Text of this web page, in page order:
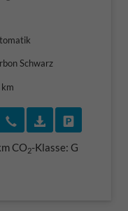
Schwarz
vereinbaren
Wir rufen Sie an
CO2-Klasse: G